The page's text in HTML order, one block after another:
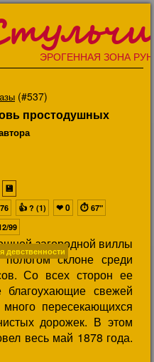
ЭРОГЕННАЯ ЗОНА
(#537)
простодушных
загородной виллы
склоне среди
Со всех сторон ее
благоухающие свежей
пересекающихся
дорожек. В этом
весь май 1878 года.
💾
👍 ? (1) ❤0 ⏱ 67"
99
девственности